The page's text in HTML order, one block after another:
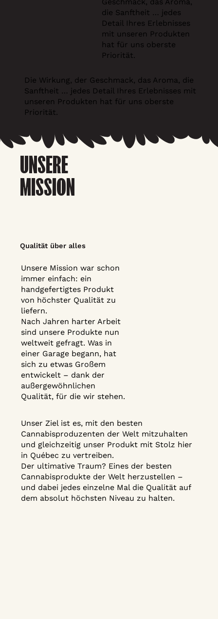
die Sanftheit … jedes
Detail Ihres Erlebnisses
mit unseren Produkten
hat für uns oberste
Priorität.
Die Wirkung, der Geschmack, das Aroma, die
Sanftheit … jedes Detail Ihres Erlebnisses mit
unseren Produkten hat für uns oberste
Priorität.
Qualität über alles
Unsere Mission war schon
immer einfach: ein
handgefertigtes Produkt
von höchster Qualität zu
liefern.
Nach Jahren harter Arbeit
sind unsere Produkte nun
weltweit gefragt. Was in
einer Garage begann, hat
sich zu etwas Großem
entwickelt – dank der
außergewöhnlichen
Qualität, für die wir stehen.
Unser Ziel ist es, mit den besten
Cannabisproduzenten der Welt mitzuhalten
und gleichzeitig unser Produkt mit Stolz hier
in Québec zu vertreiben.
Der ultimative Traum? Eines der besten
Cannabisprodukte der Welt herzustellen –
und dabei jedes einzelne Mal die Qualität auf
dem absolut höchsten Niveau zu halten.
UNSERE
MISSION